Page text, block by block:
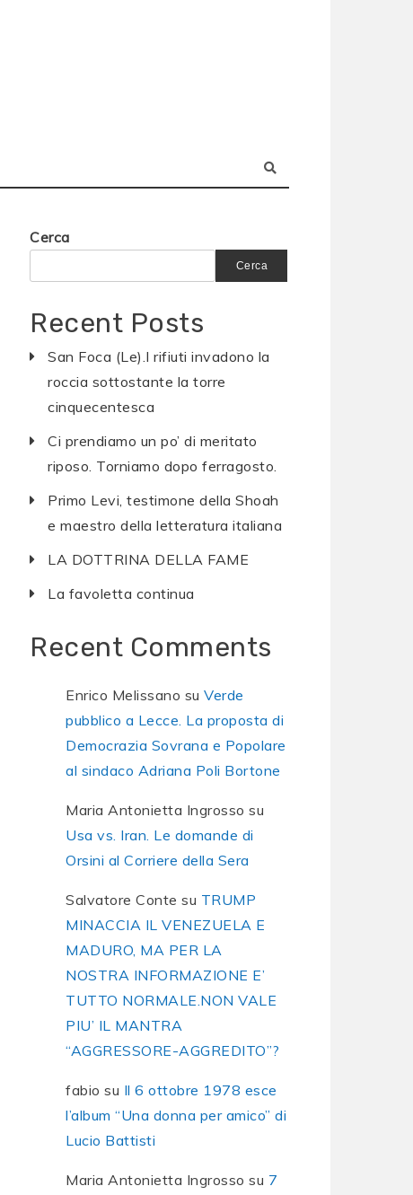
Cerca
Cerca
Recent Posts
San Foca (Le).I rifiuti invadono la
roccia sottostante la torre
cinquecentesca
Ci prendiamo un po’ di meritato
riposo. Torniamo dopo ferragosto.
Primo Levi, testimone della Shoah
e maestro della letteratura italiana
LA DOTTRINA DELLA FAME
La favoletta continua
Recent Comments
Enrico Melissano suVerde
pubblico a Lecce. La proposta di
Democrazia Sovrana e Popolare
al sindaco Adriana Poli Bortone
Maria Antonietta Ingrosso su
Usa vs. Iran. Le domande di
Orsini al Corriere della Sera
Salvatore Conte su TRUMP
MINACCIA IL VENEZUELA E
MADURO, MA PER LA
NOSTRA INFORMAZIONE E’
TUTTO NORMALE.NON VALE
PIU’ IL MANTRA
“AGGRESSORE-AGGREDITO”?
fabio su Il 6 ottobre 1978 esce
l’album “Una donna per amico” di
Lucio Battisti
Maria Antonietta Ingrosso su 7